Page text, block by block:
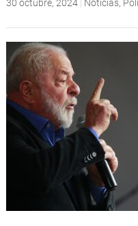
30 octubre, 2024| Noticias,